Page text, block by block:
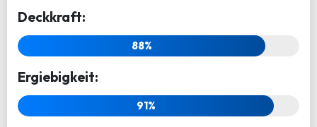
Deckkraft:
88%
Ergiebigkeit:
91%